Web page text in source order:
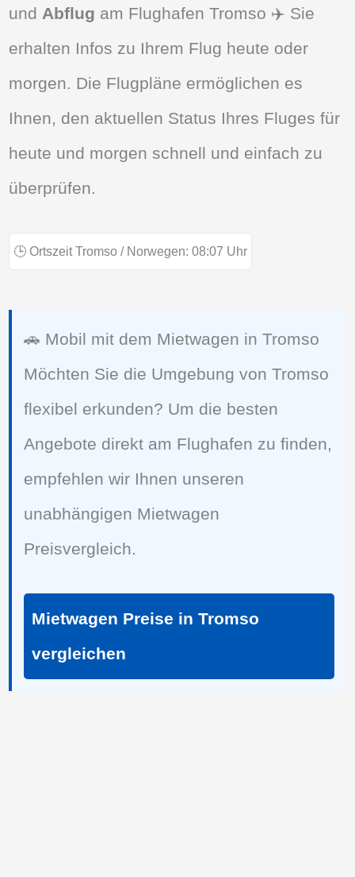
und Abflug am Flughafen Tromso ✈️ Sie
erhalten Infos zu Ihrem Flug heute oder
morgen. Die Flugpläne ermöglichen es
Ihnen, den aktuellen Status Ihres Fluges für
heute und morgen schnell und einfach zu
überprüfen.
🕒 Ortszeit Tromso / Norwegen: 08:07 Uhr
🚗 Mobil mit dem Mietwagen in Tromso
Möchten Sie die Umgebung von Tromso
flexibel erkunden? Um die besten
Angebote direkt am Flughafen zu finden,
empfehlen wir Ihnen unseren
unabhängigen Mietwagen
Preisvergleich.
Mietwagen Preise in Tromso
vergleichen